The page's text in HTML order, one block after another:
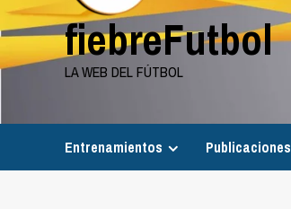
fiebreFutbol
LA WEB DEL FÚTBOL
Entrenamientos Publicaciones